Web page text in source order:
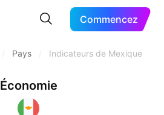
Commencez
Pays Indicateurs de Mexique
Économie